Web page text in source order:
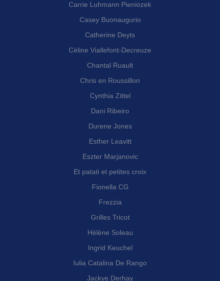
Carrie Luhmann Pieniozek
Casey Buonaugurio
Catherine Deyts
Céline Viallefont-Decreuze
Chantal Ruault
Chris en Roussillon
Cynthia Zittel
Dani Ribeiro
Durene Jones
Esther Leavitt
Eszter Marjanovic
Et patati et petites croix
Fionella CG
Frezzia
Grilles Tricot
Hélène Soleau
Ingrid Keuchel
Iulia Catalina De Rango
Jackye Derhay